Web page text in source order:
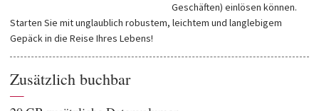
Geschäften) einlösen können.
Starten Sie mit unglaublich robustem, leichtem und langlebigem
Gepäck in die Reise Ihres Lebens!
Zusätzlich buchbar
—